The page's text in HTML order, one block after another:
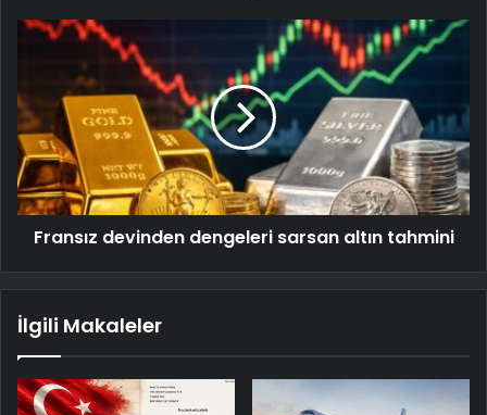
Fransız devinden dengeleri sarsan altın tahmini
İlgili Makaleler